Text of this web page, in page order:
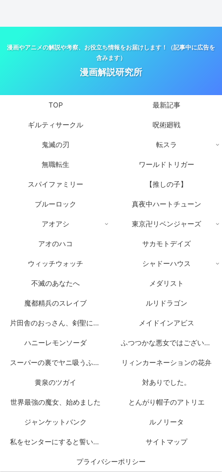
漫画やアニメの解説や考察、お役立ち情報をお届けします！（記事中に広告を
含みます）
漫画解説研究所
TOP 最新記事
ギルティサークル 呪術廻戦
鬼滅の刃 転スラ
無職転生 ワールドトリガー
スパイファミリー 【推しの子】
ブルーロック 真夜中ハートチューン
アオアシ 東京卍リベンジャーズ
アオのハコ サカモトデイズ
ウィッチウォッチ シャドーハウス
不滅のあなたへ メダリスト
魔都精兵のスレイブ ルリドラゴン
片田舎のおっさん、剣聖になる メイドインアビス
ハニーレモンソーダ ふつつかな悪女ではございますが
スーパーの裏でヤニ吸うふたり リィンカーネーションの花弁
黄泉のツガイ 対ありでした。
世界最強の魔女、始めました とんがり帽子のアトリエ
ジャンケットバンク ルノリータ
私をセンターにすると誓いますか？ サイトマップ
プライバシーポリシー